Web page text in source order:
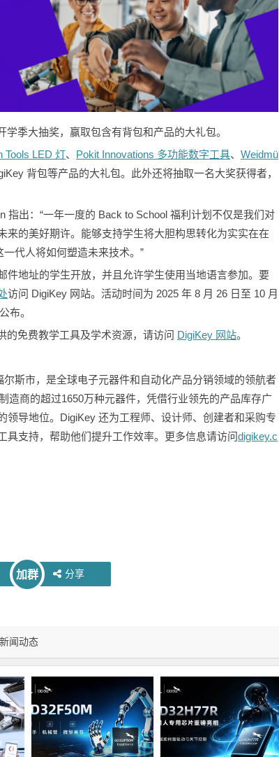
季大抽奖，赢取包含有背包和产品的大礼包。
Tools LED 灯、 Pokit Innovations 多功能数字工具、 Weidmü
背包等产品的大礼包。此外还将抽取一名大奖获得者，
指出：“一年一度的 Back to School 福利计划不仅是我们对
来的美好期许。能够支持学生将大胆构思转化为实实在在
代人将如何塑造未来技术。”
件地址的学生开放，并且允许学生使用当地语言参加。要
访问 DigiKey 网站。活动时间为 2025 年 8 月 26 日至 10 月
布。
的免费教学工具及学术资源，请访问 DigiKey 网站。
斯市，是全球电子元器件和自动化产品分销领域的领航者
造商的超过1650万种元器件，凭借行业领先的产品库存广
领导地位。DigiKey 还为工程师、设计师、创建者和采购专
支持，帮助他们提升工作效率。更多信息请访问digikey.c
加群 分享
新闻动态